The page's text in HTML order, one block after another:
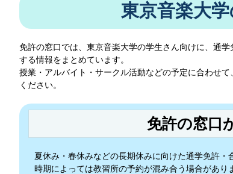
東京音楽大
免許の窓口では、 東京音楽大学の学生さん向けに、通
する情報をまとめています。
授業・アルバイト・サークル活動などの予定に合わせ
ください。
免許の窓口
夏休み・春休みなどの長期休みに向けた通学免許
時期によっては教習所の予約が混み合う場合があり